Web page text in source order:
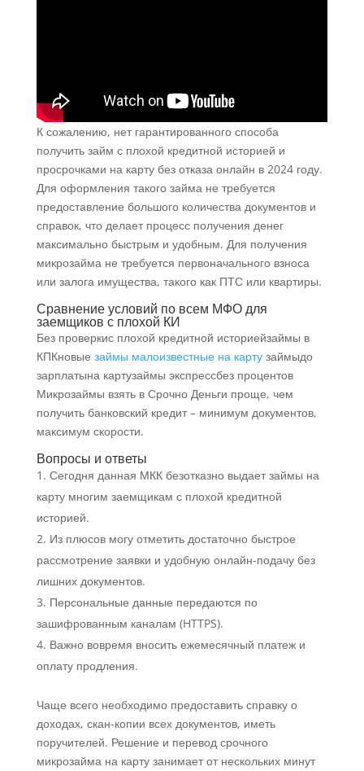
К сожалению, нет гарантированного способа
получить займ с плохой кредитной историей и
просрочками на карту без отказа онлайн в 2024 году.
Для оформления такого займа не требуется
предоставление большого количества документов и
справок, что делает процесс получения денег
максимально быстрым и удобным. Для получения
микрозайма не требуется первоначального взноса
или залога имущества, такого как ПТС или квартиры.
Сравнение условий по всем МФО для
заемщиков с плохой КИ
Без проверкис плохой кредитной историейзаймы в
КПКновые займы малоизвестные на картузаймыдо
зарплатына картузаймы экспрессбез процентов
Микрозаймы взять в Срочно Деньги проще, чем
получить банковский кредит – минимум документов,
максимум скорости.
Вопросы и ответы
Сегодня данная МКК безотказно выдает займы на
карту многим заемщикам с плохой кредитной
историей.
Из плюсов могу отметить достаточно быстрое
рассмотрение заявки и удобную онлайн-подачу без
лишних документов.
Персональные данные передаются по
зашифрованным каналам (HTTPS).
Важно вовремя вносить ежемесячный платеж и
оплату продления.
Чаще всего необходимо предоставить справку о
доходах, скан-копии всех документов, иметь
поручителей. Решение и перевод срочного
микрозайма на карту занимает от нескольких минут